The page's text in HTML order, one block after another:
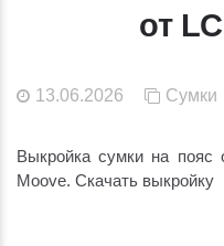
от
13.06.2026 Сумки
Выкройка сумки на пояс
Moove. Скачать выкройку